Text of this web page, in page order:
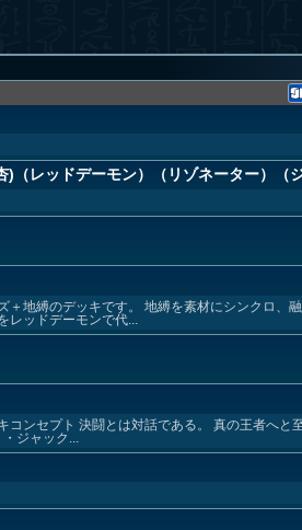
)（レッドデーモン）（リゾネーター）（
＋地縛のデッキです。 地縛を素材にシンクロ、
ッドデーモンで代...
ンセプト 決闘とは対話である。 真の王者へ
ジャック...